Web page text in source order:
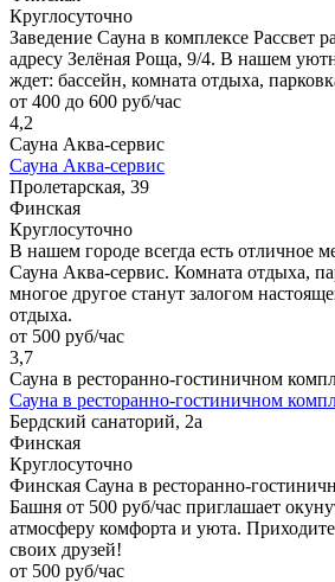
Круглосуточно
Заведение Сауна в комплексе Рассвет
адресу Зелёная Роща, 9/4. В нашем
ждет: бассейн, комната отдыха,
от 400 до 600 руб/час
4,2
Сауна Аква-сервис
Сауна Аква-сервис
Пролетарская, 39
Финская
Круглосуточно
В нашем городе всегда есть отличное
Сауна Аква-сервис. Комната отдыха,
многое другое станут залогом
отдыха.
от 500 руб/час
3,7
Сауна в ресторанно-гостиничном
Сауна в ресторанно-гостиничном
Бердский санаторий, 2а
Финская
Круглосуточно
Финская Сауна в ресторанно-
Башня от 500 руб/час приглашает
атмосферу комфорта и уюта.
своих друзей!
от 500 руб/час